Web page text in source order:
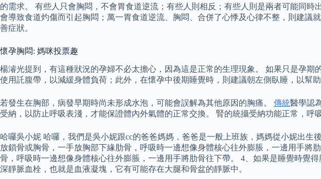
的需求。 有些人只會胸悶，不會胃食道逆流；有些人則相反；有些人則是兩者可能同
會導致食道灼傷而引起胸悶；萬一胃食道逆流、胸悶、合併了心悸及心律不整，則建
善症狀。
懷孕胸悶: 媽咪投票趣
楊濬光提到，有這種狀況的孕婦不必太擔心，因為這是正常的生理現象。 如果只是孕
使用託腹帶，以減緩身體負荷；此外，在懷孕中後期睡覺時，則建議朝左側臥睡，以幫
若發生在胸部，病發早期時尚未形成水泡，可能會誤解為其他原因的胸痛。 傳統醫學認
受納，以防止呼吸表淺，才能保證體內外氣體的正常交換。 腎的統攝受納功能正常，呼
哈囉吳小妮 哈囉，我們是吳小妮跟cc的爸爸媽媽，爸爸是一般上班族，媽媽從小妮出
放鎖骨或胸骨，一手放胸部下緣肋骨，呼吸時一邊想像身體核心往外膨脹，一邊用手
骨，呼吸時一邊想像身體核心往外膨脹，一邊用手將肋骨往下帶。 4、如果是睡覺時覺
深靜脈血栓，也就是血液凝塊，它有可能存在大腿和骨盆的靜脈中。